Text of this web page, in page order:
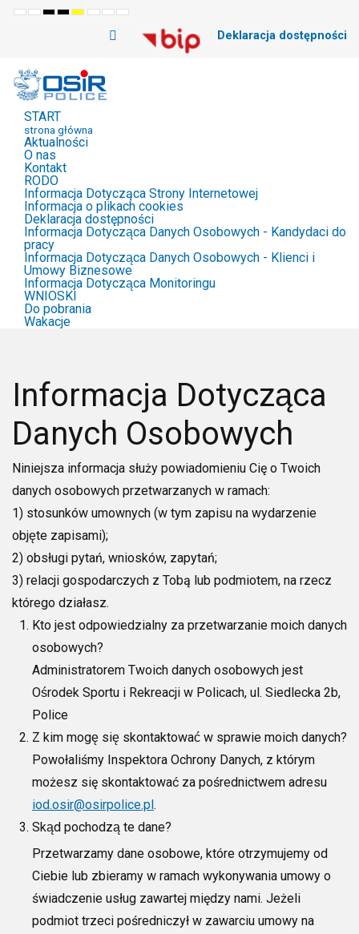
Default
Night
HighHighHigh
Contrast
Yellow
Set
Smaller
Font
Set
Default
Font
Set
Font
Deklaracja dostępności
START
strona główna
Aktualności
O nas
Kontakt
RODO
Informacja Dotycząca Strony Internetowej
Informacja o plikach cookies
Deklaracja dostępności
Informacja Dotycząca Danych Osobowych - Kandydaci do
pracy
Informacja Dotycząca Danych Osobowych - Klienci i
Umowy Biznesowe
Informacja Dotycząca Monitoringu
WNIOSKI
Do pobrania
Wakacje
Informacja Dotycząca
Danych Osobowych
Niniejsza informacja służy powiadomieniu Cię o Twoich
danych osobowych przetwarzanych w ramach:
1) stosunków umownych (w tym zapisu na wydarzenie
objęte zapisami);
2) obsługi pytań, wniosków, zapytań;
3) relacji gospodarczych z Tobą lub podmiotem, na rzecz
którego działasz.
Kto jest odpowiedzialny za przetwarzanie moich danych
osobowych?
Administratorem Twoich danych osobowych jest
Ośrodek Sportu i Rekreacji w Policach, ul. Siedlecka 2b,
Police
Z kim mogę się skontaktować w sprawie moich danych?
Powołaliśmy Inspektora Ochrony Danych, z którym
możesz się skontaktować za pośrednictwem adresu
iod.osir@osirpolice.pl.
Skąd pochodzą te dane?
Przetwarzamy dane osobowe, które otrzymujemy od
Ciebie lub zbieramy w ramach wykonywania umowy o
świadczenie usług zawartej między nami. Jeżeli
podmiot trzeci pośredniczył w zawarciu umowy na